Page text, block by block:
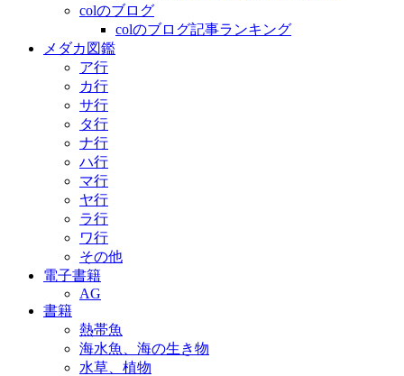
colのブログ
colのブログ記事ランキング
メダカ図鑑
ア行
カ行
サ行
タ行
ナ行
ハ行
マ行
ヤ行
ラ行
ワ行
その他
電子書籍
AG
書籍
熱帯魚
海水魚、海の生き物
水草、植物